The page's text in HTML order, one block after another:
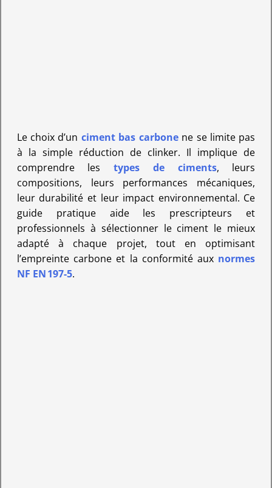
Le choix d’un ciment bas carbonene se limite pas
à la simple réduction de clinker. Il implique de
comprendre lestypes de ciments, leurs
compositions, leurs performances mécaniques,
leur durabilité et leur impact environnemental. Ce
guide pratique aide les prescripteurs et
professionnels à sélectionner le ciment le mieux
adapté à chaque projet, tout en optimisant
l’empreinte carbone et la conformité aux normes
NF EN 197-5.